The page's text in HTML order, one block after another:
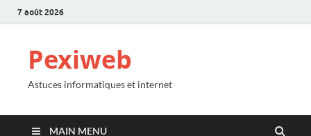
7 août 2026
Pexiweb
Astuces informatiques et internet
MAIN MENU